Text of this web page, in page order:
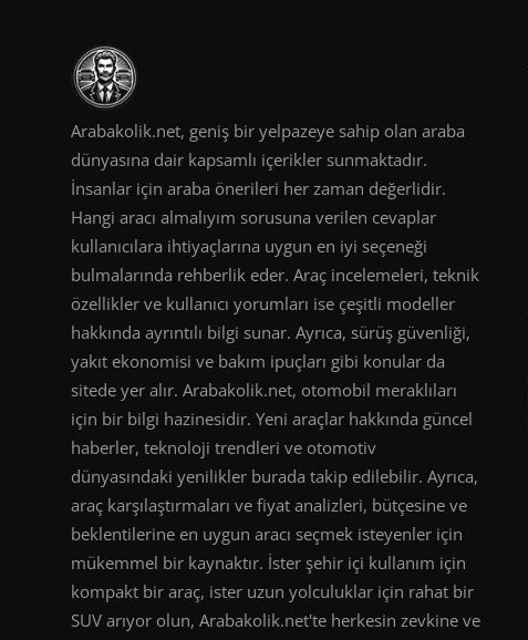
Arabakolik.net, geniş bir yelpazeye sahip olan araba
dünyasına dair kapsamlı içerikler sunmaktadır.
İnsanlar için araba önerileri her zaman değerlidir.
Hangi aracı almalıyım sorusuna verilen cevaplar
kullanıcılara ihtiyaçlarına uygun en iyi seçeneği
bulmalarında rehberlik eder. Araç incelemeleri, teknik
özellikler ve kullanıcı yorumları ise çeşitli modeller
hakkında ayrıntılı bilgi sunar. Ayrıca, sürüş güvenliği,
yakıt ekonomisi ve bakım ipuçları gibi konular da
sitede yer alır. Arabakolik.net, otomobil meraklıları
için bir bilgi hazinesidir. Yeni araçlar hakkında güncel
haberler, teknoloji trendleri ve otomotiv
dünyasındaki yenilikler burada takip edilebilir. Ayrıca,
araç karşılaştırmaları ve fiyat analizleri, bütçesine ve
beklentilerine en uygun aracı seçmek isteyenler için
mükemmel bir kaynaktır. İster şehir içi kullanım için
kompakt bir araç, ister uzun yolculuklar için rahat bir
SUV arıyor olun, Arabakolik.net'te herkesin zevkine ve